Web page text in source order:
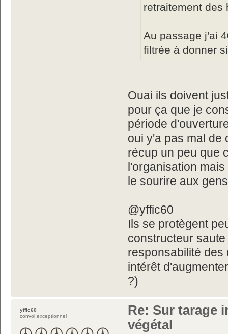
retraitement des
Au passage j'ai
filtrée à donner
Ouai ils doivent
pour ça que je
période
oui y'a pas mal de
récup un peu que
l'organisation
le sourire aux
@yffic60
Ils se protègent
constructeur
responsabilité des
intérêt
?)
Re: Sur tarage
végétal
yffic60
convoi exceptionnel